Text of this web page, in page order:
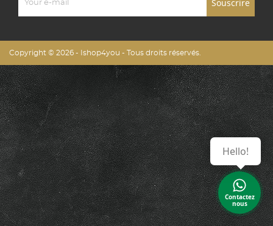
Copyright © 2026 - Ishop4you - Tous droits réservés.
Contactez
nous
Hello!